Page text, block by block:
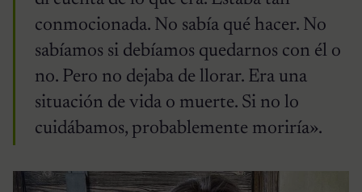
conmocionada. No sabía qué hacer. No
sabíamos si debíamos quedarnos con él o
no. Pero no dejaba de llorar. Era una
situación de vida o muerte. Si no lo
cuidábamos, probablemente moriría».